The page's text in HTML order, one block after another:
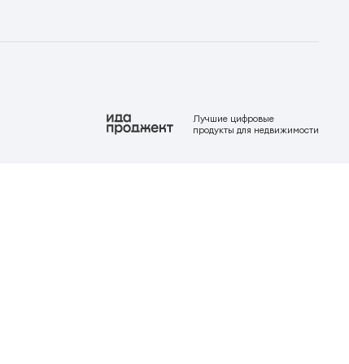
Лучшие цифровые
продукты для недвижимости